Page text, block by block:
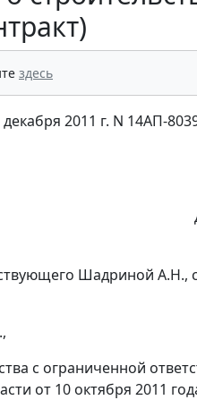
здесь
2011 г. N 14АП-
Шадриной А.Н.,
с ограниченной
от 10 октября 2011